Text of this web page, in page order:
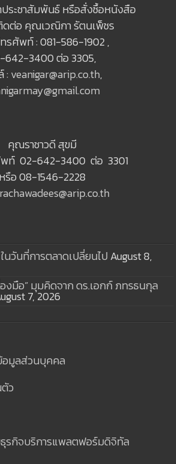
ระชาสัมพันธ์ หรือสั่งซื้อหนังสือ
ต่อ คุณเวณิกา รัตนเพ็ชร
รศัพท์ : 081-586-1902 ,
642-3400 ต่อ 3305,
: veanigar@arip.co.th,
คุณราชาวดี สุขมี
พท์ 02-642-3400 ต่อ 3301
หรือ 08-1546-2228
rachawadees@arip.co.th
นวันที่การตลาดเปลี่ยนไป August 8,
องมือ” มุมคิดจาก ดร.เอกก์ ภทรธนกุล
7, 2026
อมูลส่วนบุคคล
ว
รกิจบริการแพลตฟอร์มดิจิทัล